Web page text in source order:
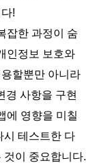
!
잡한 과정이 숨
인정보 보호와
할뿐만 아니라
경 사항을 구현
에 영향을 미칠
시 테스트한 다
것이 중요합니다.